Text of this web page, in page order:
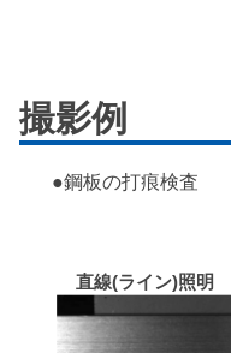
撮影例
●鋼板の打痕検査
直線(ライン)照明